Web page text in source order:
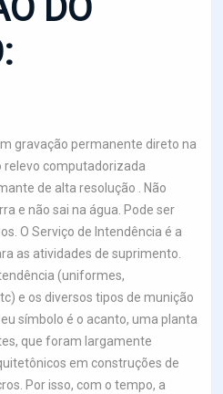
DO
gravação permanente direto na
relevo computadorizada
de alta resolução . Não
e não sai na água. Pode ser
O Serviço de Intendência é a
as atividades de suprimento.
(uniformes,
e os diversos tipos de munição
símbolo é o acanto, uma planta
que foram largamente
em construções de
Por isso, com o tempo, a